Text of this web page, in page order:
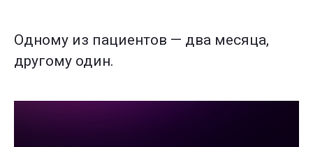
Одному из пациентов — два месяца,
другому один.